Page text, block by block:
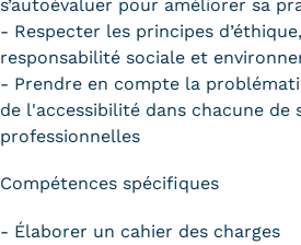
s’autoévaluer pour améliorer sa
- Respecter les principes
responsabilité sociale et
- Prendre en compte la
de l'accessibilité dans chacune de
professionnelles
Compétences spécifiques
- Élaborer un cahier des charges